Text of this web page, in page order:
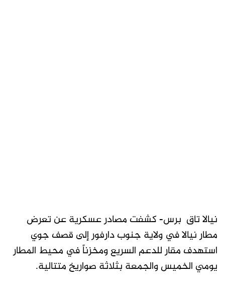
نيالا تاق برس- كشفت مصادر عسكرية عن تعرض
مطار نيالا في ولاية جنوب دارفور إلى قصف جوي
استهدف مقار للدعم السريع ومخزناً في محيط المطار
يومي الخميس والجمعة بثلاثة صواريخ متتالية.